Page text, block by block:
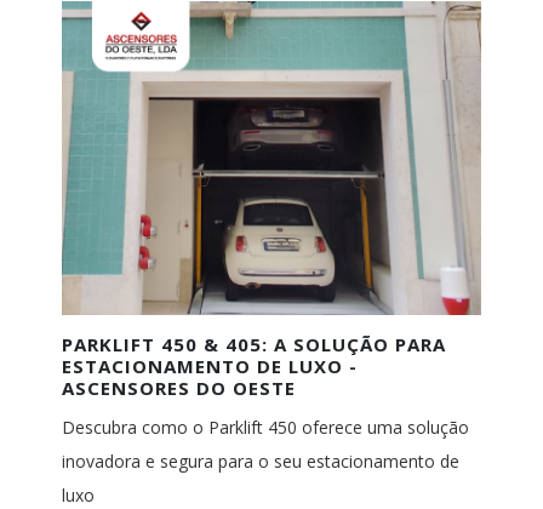
PARKLIFT 450 & 405: A SOLUÇÃO PARA
ESTACIONAMENTO DE LUXO -
ASCENSORES DO OESTE
Descubra como o Parklift 450 oferece uma solução
inovadora e segura para o seu estacionamento de
luxo